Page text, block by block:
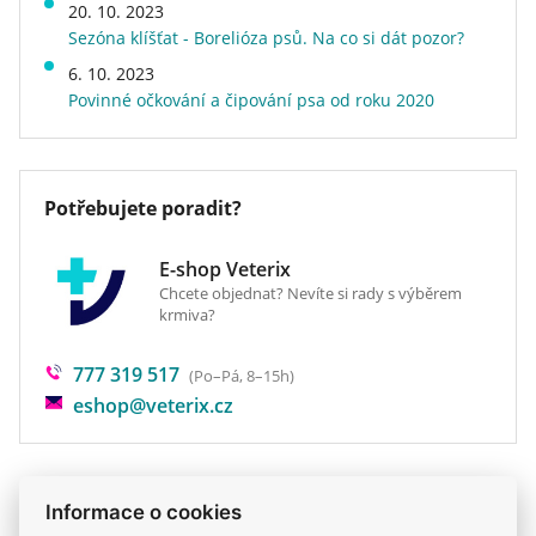
obohacené selenem): 0.00242mg; DL-Metionin,
technicky čistý 1000mg; Taurin 500mg; L-Karnitin
50mg.
Kvalita
superprémiové
Speciální vlastnosti
obsahem masa
Hmotnost
0,285 kg
Druh krmiva
konzervy a vaničky a
Veterinární dieta
20. 10. 2023
Sezóna klíšťat - Borelióza psů. Na co si dát pozor?
6. 10. 2023
Povinné očkování a čipování psa od roku 2020
Potřebujete poradit?
E-shop Veterix
Chcete objednat? Nevíte si rady s výběrem
krmiva?
777 319 517 (Po–Pá, 8–15h)
eshop@veterix.cz
Informace o cookies